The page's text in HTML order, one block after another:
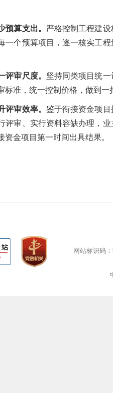
算支出。 严格控制工程建
一个预算项目，逐一核实工
评审尺度。 坚持同类项目统
标准，统一控制价格，做到
审效率。 鉴于衔接资金项
评审、实行资料容缺办理，
金项目第一时间出具结果。
网站标识码